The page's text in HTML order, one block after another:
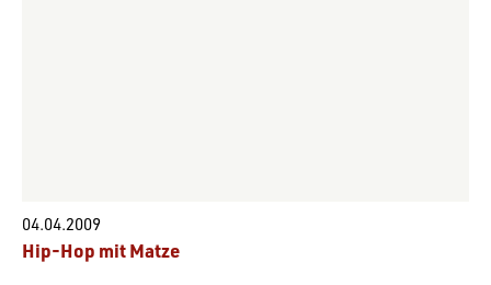
04.04.2009
Hip-Hop mit Matze